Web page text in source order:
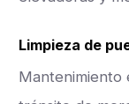
Limpieza de